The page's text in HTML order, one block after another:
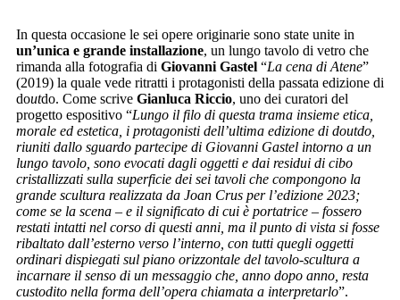
In questa occasione le sei opere originarie sono state unite in
un’unica e grande installazione, un lungo tavolo di vetro che
rimanda alla fotografia di Giovanni Gastel “La cena di Atene”
(2019) la quale vede ritratti i protagonisti della passata edizione di
doutdo. Come scrive Gianluca Riccio, uno dei curatori del
progetto espositivo “Lungo il filo di questa trama insieme etica,
morale ed estetica, i protagonisti dell’ultima edizione di doutdo,
riuniti dallo sguardo partecipe di Giovanni Gastel intorno a un
lungo tavolo, sono evocati dagli oggetti e dai residui di cibo
cristallizzati sulla superficie dei sei tavoli che compongono la
grande scultura realizzata da Joan Crus per l’edizione 2023;
come se la scena – e il significato di cui è portatrice – fossero
restati intatti nel corso di questi anni, ma il punto di vista si fosse
ribaltato dall’esterno verso l’interno, con tutti quegli oggetti
ordinari dispiegati sul piano orizzontale del tavolo-scultura a
incarnare il senso di un messaggio che, anno dopo anno, resta
custodito nella forma dell’opera chiamata a interpretarlo”.